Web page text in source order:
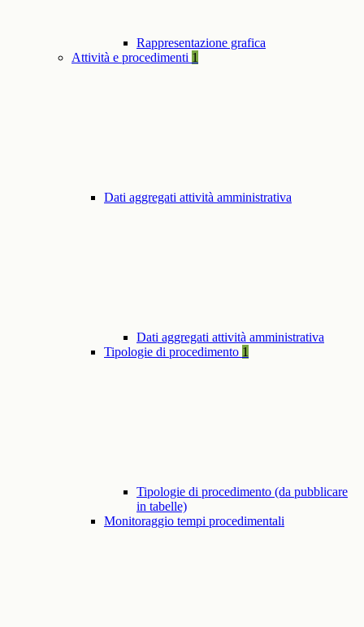
Rappresentazione grafica
Attività e procedimenti 1
Dati aggregati attività amministrativa
Dati aggregati attività amministrativa
Tipologie di procedimento 1
Tipologie di procedimento (da pubblicare
in tabelle)
Monitoraggio tempi procedimentali